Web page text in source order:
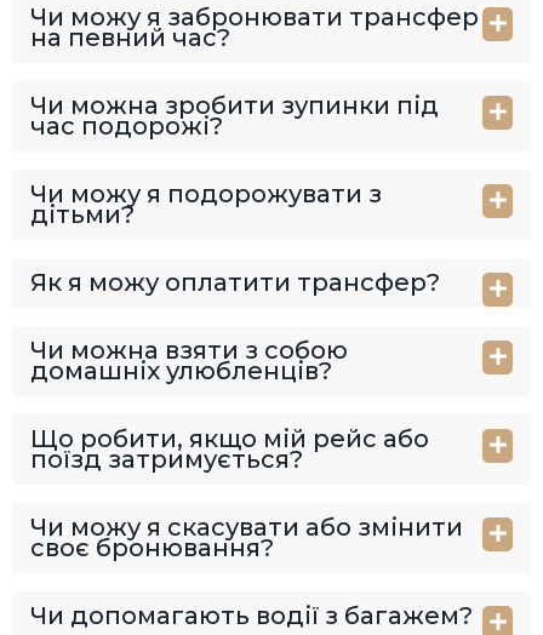
Чи можу я забронювати трансфер
на певний час?
Чи можна зробити зупинки під
час подорожі?
Чи можу я подорожувати з
дітьми?
Як я можу оплатити трансфер?
Чи можна взяти з собою
домашніх улюбленців?
Що робити, якщо мій рейс або
поїзд затримується?
Чи можу я скасувати або змінити
своє бронювання?
Чи допомагають водії з багажем?